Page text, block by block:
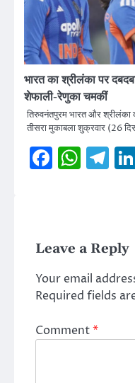
भारत का श्रीलंका पर
शेफाली-रेणुका चमकीं
तिरुवनंतपुरम भारत और श्रीलंका
तीसरा मुकाबला शुक्रवार (26
Leave a Reply
Your email
Required fields
Comment*